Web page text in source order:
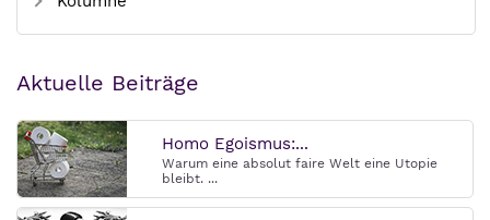
Aktuelle Beiträge
Homo Egoismus:...
Warum eine absolut faire Welt eine Utopie
bleibt. ...